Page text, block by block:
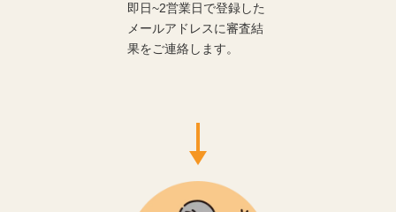
即日~2営業日で登録した
メールアドレスに審査結
果をご連絡します。